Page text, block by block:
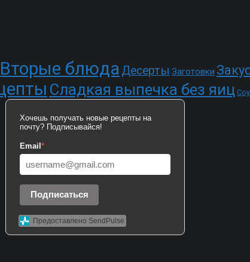
Вторые блюда Десерты Заготовки
Сладкая выпечка без яиц
Хочешь получать новые рецепты на
почту? Подписывайся!
Email *
Подписаться
Предоставлено SendPulse